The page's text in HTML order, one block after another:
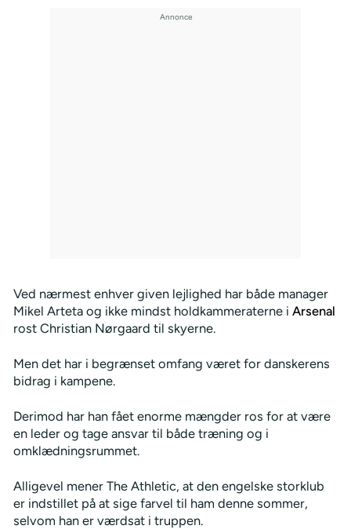
Ved nærmest enhver given lejlighed har både manager
Mikel Arteta og ikke mindst holdkammeraterne i Arsenal
rost Christian Nørgaard til skyerne.
Men det har i begrænset omfang været for danskerens
bidrag i kampene.
Derimod har han fået enorme mængder ros for at være
en leder og tage ansvar til både træning og i
omklædningsrummet.
Alligevel mener The Athletic, at den engelske storklub
er indstillet på at sige farvel til ham denne sommer,
selvom han er værdsat i truppen.